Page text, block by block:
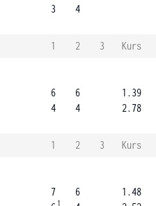
3
4
1 2 3
Kurs
6
4
6
4
1.39
2.78
1 2 3
Kurs
7
1
6
1.48